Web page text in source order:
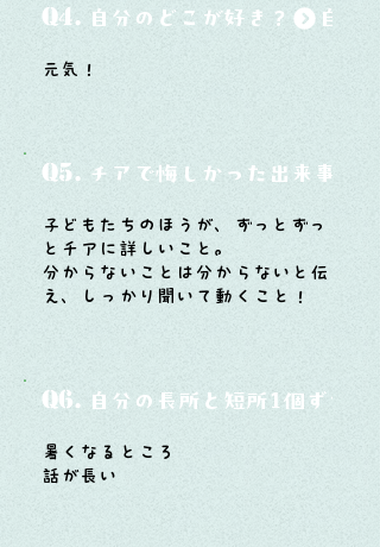
Q4. 自分のどこが好き？
元気！
Q5. チアで悔しかった出来事と
子どもたちのほうが、ずっとずっ
とチアに詳しいこと。
分からないことは分からないと伝
え、しっかり聞いて動くこと！
Q6. 自分の長所と短所1個ずつ
暑くなるところ
話が長い